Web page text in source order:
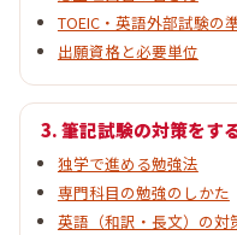
TOEIC・英語外部試験の
出願資格と必要単位
3. 筆記試験の対策をす
独学で進める勉強法
専門科目の勉強のしかた
英語（和訳・長文）の対